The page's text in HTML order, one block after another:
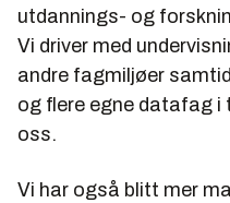
utdannings- og
Vi driver med
andre fagmiljøer
og flere egne datafag i
oss.
Vi har også blitt mer